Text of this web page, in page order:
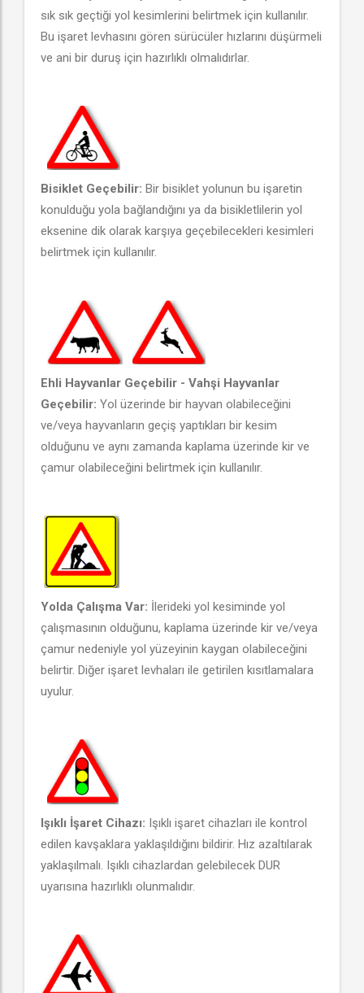
sık sık geçtiği yol kesimlerini belirtmek için kullanılır.
Bu işaret levhasını gören sürücüler hızlarını düşürmeli
ve ani bir duruş için hazırlıklı olmalıdırlar.
Bisiklet Geçebilir: Bir bisiklet yolunun bu işaretin
konulduğu yola bağlandığını ya da bisikletlilerin yol
eksenine dik olarak karşıya geçebilecekleri kesimleri
belirtmek için kullanılır.
Ehli Hayvanlar Geçebilir - Vahşi Hayvanlar
Geçebilir: Yol üzerinde bir hayvan olabileceğini
ve/veya hayvanların geçiş yaptıkları bir kesim
olduğunu ve aynı zamanda kaplama üzerinde kir ve
çamur olabileceğini belirtmek için kullanılır.
Yolda Çalışma Var: İlerideki yol kesiminde yol
çalışmasının olduğunu, kaplama üzerinde kir ve/veya
çamur nedeniyle yol yüzeyinin kaygan olabileceğini
belirtir. Diğer işaret levhaları ile getirilen kısıtlamalara
uyulur.
Işıklı İşaret Cihazı: Işıklı işaret cihazları ile kontrol
edilen kavşaklara yaklaşıldığını bildirir. Hız azaltılarak
yaklaşılmalı. Işıklı cihazlardan gelebilecek DUR
uyarısına hazırlıklı olunmalıdır.